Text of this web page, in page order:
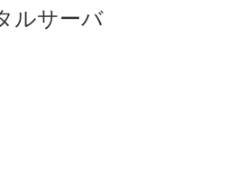
ルサーバ